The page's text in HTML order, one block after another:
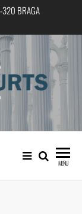
BRAGA
cultural na
MENU